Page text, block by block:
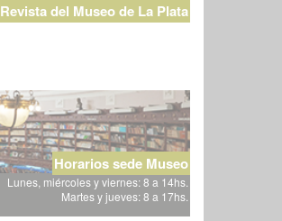
Revista del Museo de La Plata
Horarios sede Museo
Lunes, miércoles y viernes: 8 a 14hs.
Martes y jueves: 8 a 17hs.